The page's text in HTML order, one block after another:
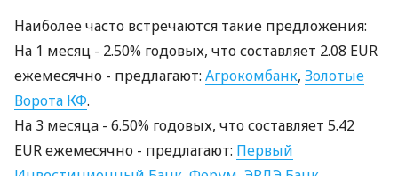
Наиболее часто встречаются такие предложения:
На 1 месяц - 2.50% годовых, что составляет 2.08 EUR
ежемесячно - предлагают: Агрокомбанк, Золотые
Ворота КФ.
На 3 месяцa - 6.50% годовых, что составляет 5.42
EUR ежемесячно - предлагают: Первый